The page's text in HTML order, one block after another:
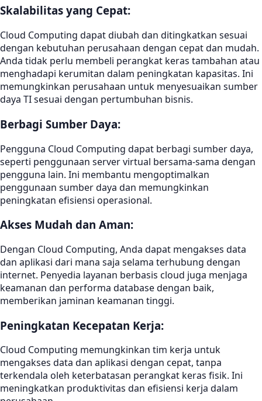
Skalabilitas yang Cepat:
Cloud Computing dapat diubah dan ditingkatkan sesuai
dengan kebutuhan perusahaan dengan cepat dan mudah.
Anda tidak perlu membeli perangkat keras tambahan atau
menghadapi kerumitan dalam peningkatan kapasitas. Ini
memungkinkan perusahaan untuk menyesuaikan sumber
daya TI sesuai dengan pertumbuhan bisnis.
Berbagi Sumber Daya:
Pengguna Cloud Computing dapat berbagi sumber daya,
seperti penggunaan server virtual bersama-sama dengan
pengguna lain. Ini membantu mengoptimalkan
penggunaan sumber daya dan memungkinkan
peningkatan efisiensi operasional.
Akses Mudah dan Aman:
Dengan Cloud Computing, Anda dapat mengakses data
dan aplikasi dari mana saja selama terhubung dengan
internet. Penyedia layanan berbasis cloud juga menjaga
keamanan dan performa database dengan baik,
memberikan jaminan keamanan tinggi.
Peningkatan Kecepatan Kerja:
Cloud Computing memungkinkan tim kerja untuk
mengakses data dan aplikasi dengan cepat, tanpa
terkendala oleh keterbatasan perangkat keras fisik. Ini
meningkatkan produktivitas dan efisiensi kerja dalam